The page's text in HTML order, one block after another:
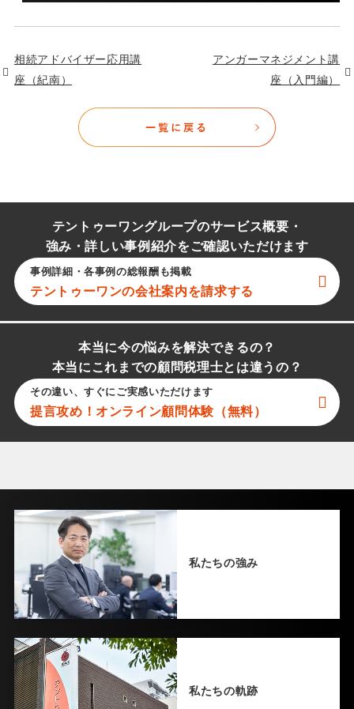
相続アドバイザー応用講
座（紀南）
アンガーマネジメント講
座（入門編）
テントゥーワングループのサービス概要・
強み・詳しい事例紹介をご確認いただけます
事例詳細・各事例の総報酬も掲載
テントゥーワンの会社案内を請求する
本当に今の悩みを解決できるの？
本当にこれまでの顧問税理士とは違うの？
その違い、すぐにご実感いただけます
提言攻め！オンライン顧問体験（無料）
私たちの強み
私たちの軌跡